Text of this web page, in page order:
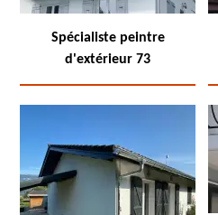
Spécialiste peintre
d'extérieur 73